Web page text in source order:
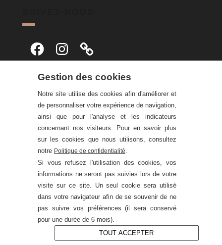
PARTENAIRES
SUIVEZ-NOUS
Facebook
Instagram
Gestion des cookies
Notre site utilise des cookies afin d'améliorer et
de personnaliser votre expérience de navigation,
ainsi que pour l'analyse et les indicateurs
concernant nos visiteurs. Pour en savoir plus
sur les cookies que nous utilisons, consultez
notre Politique de confidentialité
Si vous refusez l'utilisation des cookies, vos
informations ne seront pas suivies lors de votre
visite sur ce site. Un seul cookie sera utilisé
dans votre navigateur afin de se souvenir de ne
pas suivre vos préférences (il sera conservé
pour une durée de 6 mois).
TOUT ACCEPTER